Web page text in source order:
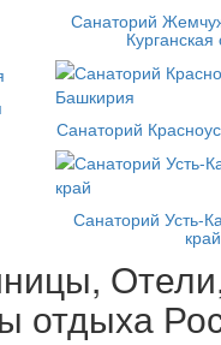
Санаторий
Курганская
Санаторий
Санаторий Усть-
край
отдыха